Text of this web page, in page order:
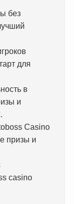
без
для
в
и
Casino
призы и
casino